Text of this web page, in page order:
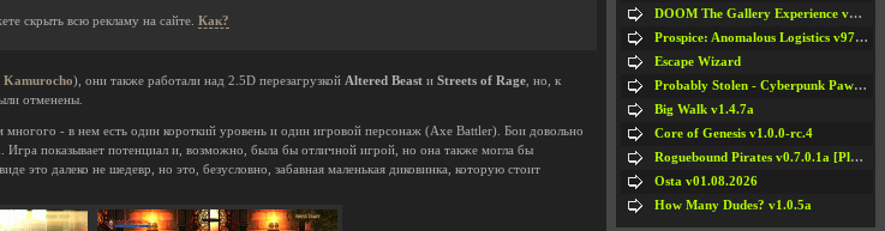
скрыть всю рекламу на сайте. Как?
Kamurocho), они также работали над 2.5D перезагрузкой Altered Beast и Streets of Rage , но, к
отменены.
- в нем есть один короткий уровень и один игровой персонаж (Axe Battler). Бои довольно
показывает потенциал и, возможно, была бы отличной игрой, но она также могла бы
это далеко не шедевр, но это, безусловно, забавная маленькая диковинка, которую стоит
DOOM The Gallery Experience v1.4.2
Prospice: Anomalous Logistics v97 [Playtest]
Escape Wizard
Probably Stolen - Cyberpunk Pawnshop Simulator v048c [Playtest]
Big Walk v1.4.7a
Core of Genesis v1.0.0-rc.4
Roguebound Pirates v0.7.0.1a [Playtest]
Osta v01.08.2026
How Many Dudes? v1.0.5a